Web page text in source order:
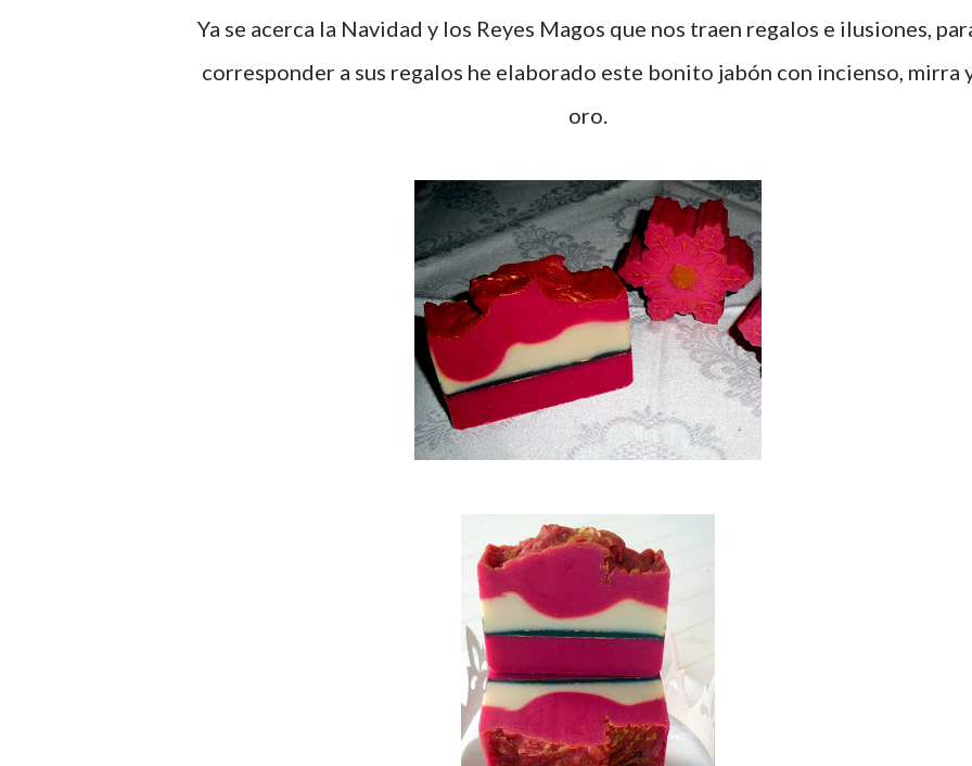
Ya se acerca la Navidad y los Reyes Magos que nos traen regalos e ilusiones, para
corresponder a sus regalos he elaborado este bonito jabón con incienso, mirra
oro.